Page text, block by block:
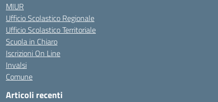
MIUR
Ufficio Scolastico Regionale
Ufficio Scolastico Territoriale
Scuola in Chiaro
Iscrizioni On Line
Invalsi
Comune
Articoli recenti